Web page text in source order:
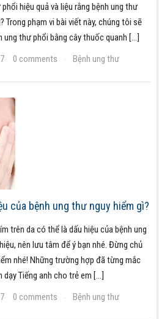
hiệu quả và liệu rằng bệnh ung thư
phạm vi bài viết này, chúng tôi sẽ
ung thư phổi bằng cây thuốc quanh […]
· 0 comments · Bệnh ung thư
của bệnh ung thư nguy hiểm gì?
trên da có thể là dấu hiệu của bệnh ung
nên lưu tâm để ý bạn nhé. Đừng chủ
nhé! Những trường hợp đã từng mắc
dạy Tiếng anh cho trẻ em […]
· 0 comments · Bệnh ung thư